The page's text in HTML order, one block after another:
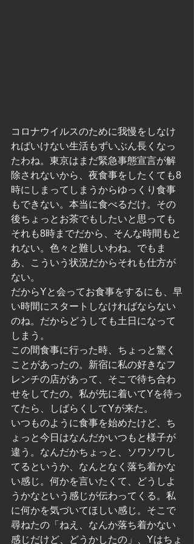
コロナウイルスのために我慢をしなけ
ればいけない生活もずいぶん長くなっ
たわね。東京はまだ緊急事態宣言が解
除されないから、夜食事をしたくても8
時にしまってしまうからゆっくり食事
もできない。本当に食べるだけ。その
後ちょっとお茶でもしたいと思っても
それも8時までだから、そんな時間もと
れない。色々と難しいわね。でもま
あ、こういう状況だからそれも仕方が
ない。
だからYと会ってお食事をするにも、早
い時間にスタートしなければならない
のね。だからどうしても土日になって
しまう。
この間食事に行った時、ちょっと驚く
ことがあったの。新宿に私の好きなフ
レンチの店があって、そこで待ち合わ
せをしてたの。私が先に着いてYを待っ
てたら、しばらくしてYが来た。
いつものように食事を始めたけど、ち
ょっと今日はなんだかいつもと様子が
違う。なんだかちょっと、ソワソワし
てるというか、なんとなく落ち着かな
い感じ。何かを言いたくて、どうしよ
うかなという感じが伝わってくる。私
に何かを気づいてほしい感じ。そこで
尋ねたの「ねえ、なんか落ち着かない
感じだけど、どうかしたの」、Yはちょ